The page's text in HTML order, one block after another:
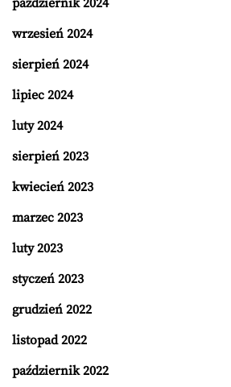
październik 2024
wrzesień 2024
sierpień 2024
lipiec 2024
luty 2024
sierpień 2023
kwiecień 2023
marzec 2023
luty 2023
styczeń 2023
grudzień 2022
listopad 2022
październik 2022